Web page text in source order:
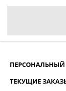
ПЕРСОНАЛЬНЫЙ
ТЕКУЩИЕ